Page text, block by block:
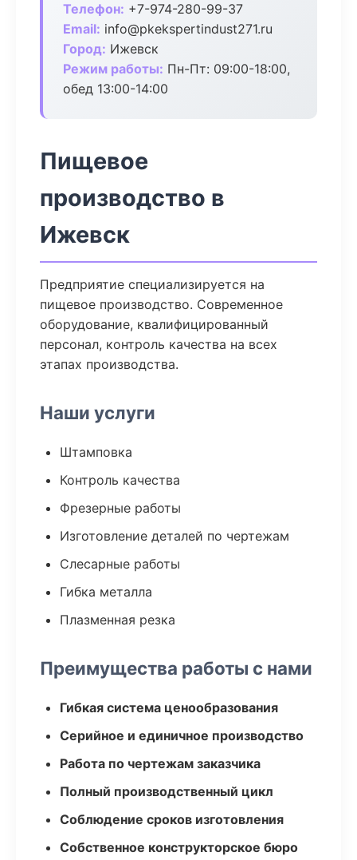
Телефон: +7-974-280-99-37
Email: info@pkekspertindust271.ru
Город: Ижевск
Режим работы: Пн-Пт: 09:00-18:00,
обед 13:00-14:00
Пищевое
производство в
Ижевск
Предприятие специализируется на
пищевое производство. Современное
оборудование, квалифицированный
персонал, контроль качества на всех
этапах производства.
Наши услуги
Штамповка
Контроль качества
Фрезерные работы
Изготовление деталей по чертежам
Слесарные работы
Гибка металла
Плазменная резка
Преимущества работы с нами
Гибкая система ценообразования
Серийное и единичное производство
Работа по чертежам заказчика
Полный производственный цикл
Соблюдение сроков изготовления
Собственное конструкторское бюро